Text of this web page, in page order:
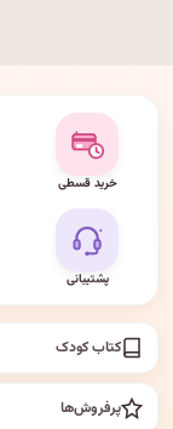
خرید قسطی
پشتیبانی
کتاب کودک
پرفروش‌ها